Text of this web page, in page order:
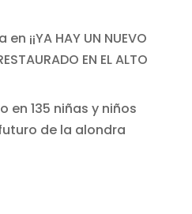
en ¡¡YA HAY UN NUEVO
EN EL ALTO
en 135 niñas y niños
de la alondra